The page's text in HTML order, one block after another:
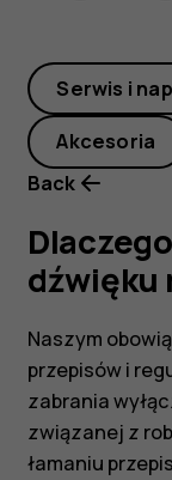
w
Serwis i
Akcesoria
Back
dźwięku
Naszym
przepisów i
zabrania
związanej z
łamaniu